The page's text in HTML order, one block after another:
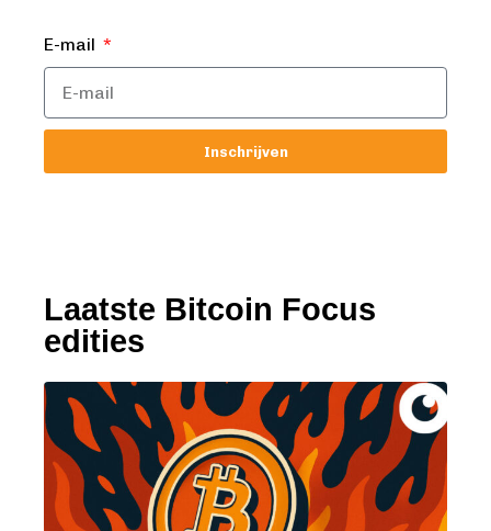
E-mail
Inschrijven
Laatste Bitcoin Focus
edities